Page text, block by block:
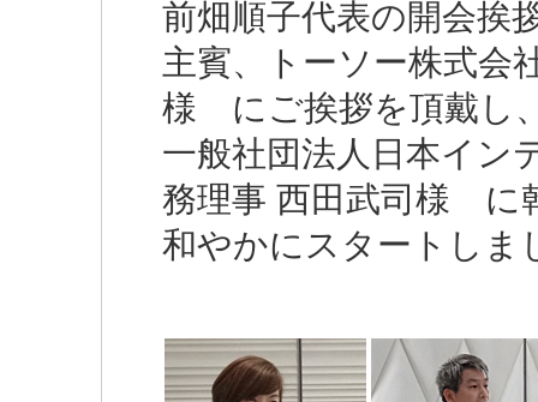
前畑順子代表の開会挨
主賓、トーソー株式
様 にご挨拶を頂戴し
一般社団法人日本イン
務理事 西田武司様 に
和やかにスタートしま